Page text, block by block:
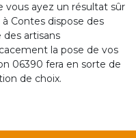
ayez un résultat sûr
Contes dispose des
artisans
la pose de vos
06390 fera en sorte de
de choix.